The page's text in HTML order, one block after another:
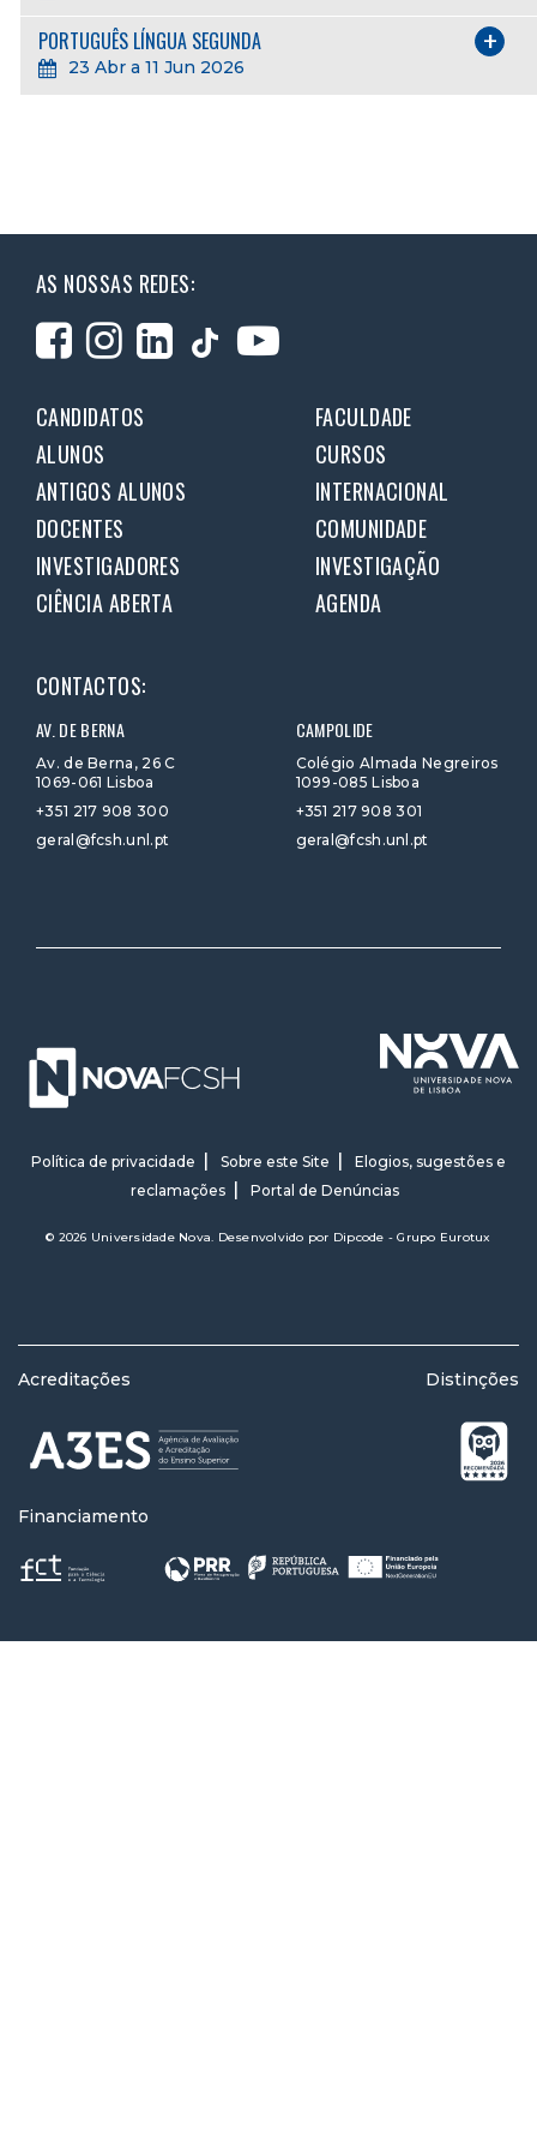
PORTUGUÊS LÍNGUA SEGUNDA
23 Abr a 11 Jun 2026
AS NOSSAS REDES:
CANDIDATOS
FACULDADE
ALUNOS
CURSOS
ANTIGOS ALUNOS
INTERNACIONAL
DOCENTES
COMUNIDADE
INVESTIGADORES
INVESTIGAÇÃO
CIÊNCIA ABERTA
AGENDA
CONTACTOS:
AV. DE BERNA
Av. de Berna, 26 C
1069-061 Lisboa
+351 217 908 300
geral@fcsh.unl.pt
CAMPOLIDE
Colégio Almada Negreiros
1099-085 Lisboa
+351 217 908 301
geral@fcsh.unl.pt
Política de privacidade Sobre este Site
Elogios, sugestões e
reclamações
Portal de Denúncias
© 2026 Universidade Nova. Desenvolvido por Dipcode - Grupo Eurotux
Acreditações Distinções
Financiamento